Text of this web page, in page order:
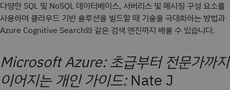
다양한 SQL 및 NoSQL 데이터베이스, 서버리스 및 메시징 구성 요소를
사용하여 클라우드 기반 솔루션을 빌드할 때 기술을 극대화하는 방법과
Azure Cognitive Search와 같은 검색 엔진까지 배울 수 있습니다.
Microsoft Azure: 초급부터 전문가까지
이어지는 개인 가이드:Nate J